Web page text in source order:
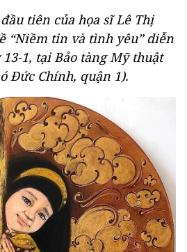
tiên của họa sĩ Lê Thị
“Niềm tin và tình yêu” diễn
1, tại Bảo tàng Mỹ thuật
Đức Chính, quận 1).